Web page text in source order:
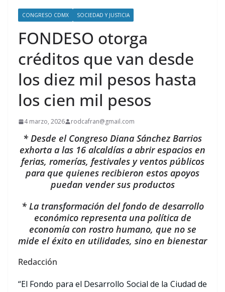
CONGRESO CDMX SOCIEDAD Y JUSTICIA
FONDESO otorga
créditos que van desde
los diez mil pesos hasta
los cien mil pesos
4 marzo, 2026 rodcafran@gmail.com
* Desde el Congreso Diana Sánchez Barrios
exhorta a las 16 alcaldías a abrir espacios en
ferias, romerías, festivales y ventos públicos
para que quienes recibieron estos apoyos
puedan vender sus productos
* La transformación del fondo de desarrollo
económico representa una política de
economía con rostro humano, que no se
mide el éxito en utilidades, sino en bienestar
Redacción
“El Fondo para el Desarrollo Social de la Ciudad de